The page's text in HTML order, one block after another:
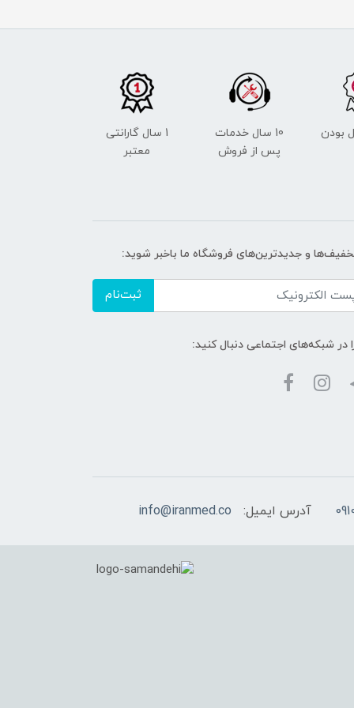
بودن
10 سال خدمات
پس از فروش
1 سال گارانتی
معتبر
و جدیدترین‌های فروشگاه ما باخبر شوید:
ثبت‌نام
در شبکه‌های اجتماعی دنبال کنید:
آدرس ایمیل: info@iranmed.co